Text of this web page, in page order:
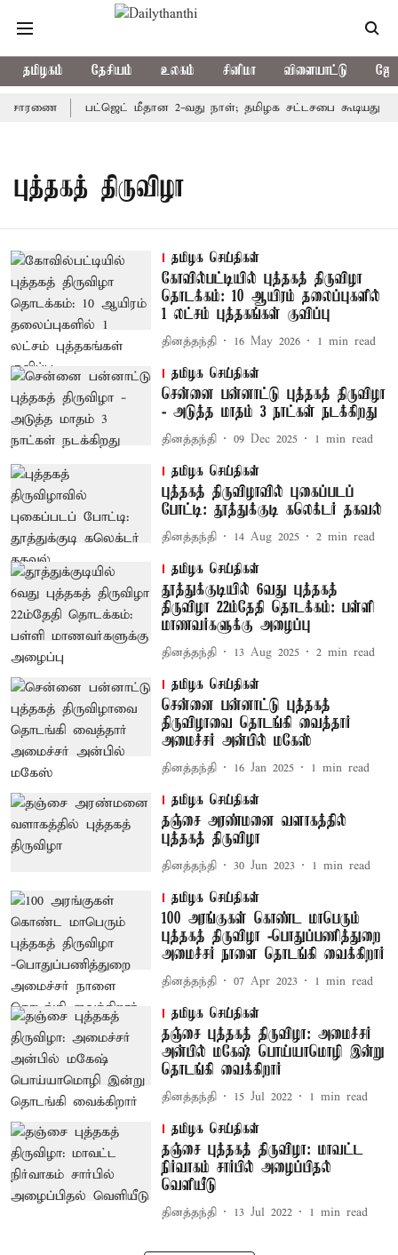
தமிழகம் தேசியம் உலகம் சினிமா விளையாட்டு
பட்ஜெட் மீதான 2-வது நாள்; தமிழக சட்டசபை கூடியது
புத்தகத் திருவிழா
தமிழக செய்திகள்
கோவில்பட்டியில் புத்தகத் திருவிழா
தொடக்கம்: 10 ஆயிரம் தலைப்புகளில்
1 லட்சம் புத்தகங்கள் குவிப்பு
தினத்தந்தி 16 May 2026 1 min read
தமிழக செய்திகள்
சென்னை பன்னாட்டு புத்தகத் திருவிழா
- அடுத்த மாதம் 3 நாட்கள் நடக்கிறது
தினத்தந்தி 09 Dec 2025 1 min read
தமிழக செய்திகள்
புத்தகத் திருவிழாவில் புகைப்படப்
போட்டி: தூத்துக்குடி கலெக்டர் தகவல்
தினத்தந்தி 14 Aug 2025 2 min read
தமிழக செய்திகள்
தூத்துக்குடியில் 6வது புத்தகத்
திருவிழா 22ம்தேதி தொடக்கம்: பள்ளி
மாணவர்களுக்கு அழைப்பு
தினத்தந்தி 13 Aug 2025 2 min read
தமிழக செய்திகள்
சென்னை பன்னாட்டு புத்தகத்
திருவிழாவை தொடங்கி வைத்தார்
அமைச்சர் அன்பில் மகேஸ்
தினத்தந்தி 16 Jan 2025 1 min read
தமிழக செய்திகள்
தஞ்சை அரண்மனை வளாகத்தில்
புத்தகத் திருவிழா
தினத்தந்தி 30 Jun 2023 1 min read
தமிழக செய்திகள்
100 அரங்குகள் கொண்ட மாபெரும்
புத்தகத் திருவிழா -பொதுப்பணித்துறை
அமைச்சர் நாளை தொடங்கி வைக்கிறார்
தினத்தந்தி 07 Apr 2023 1 min read
தமிழக செய்திகள்
தஞ்சை புத்தகத் திருவிழா: அமைச்சர்
அன்பில் மகேஷ் பொய்யாமொழி இன்று
தொடங்கி வைக்கிறார்
தினத்தந்தி 15 Jul 2022 1 min read
தமிழக செய்திகள்
தஞ்சை புத்தகத் திருவிழா: மாவட்ட
நிர்வாகம் சார்பில் அழைப்பிதல்
வெளியீடு
தினத்தந்தி 13 Jul 2022 1 min read